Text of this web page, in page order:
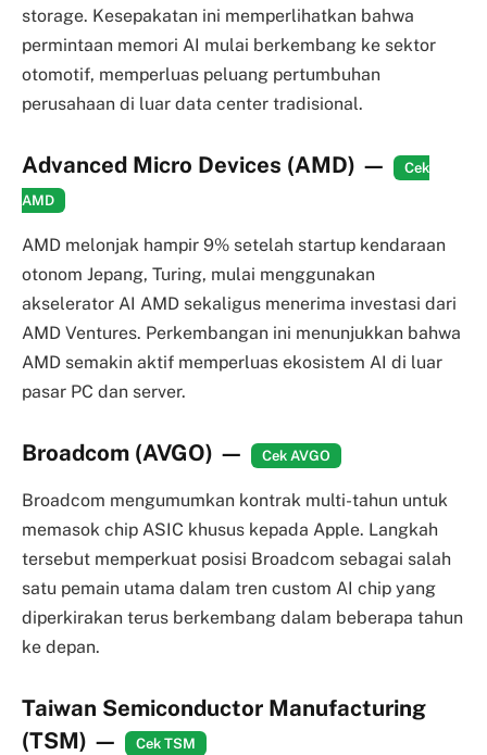
storage. Kesepakatan ini memperlihatkan bahwa
permintaan memori AI mulai berkembang ke sektor
otomotif, memperluas peluang pertumbuhan
perusahaan di luar data center tradisional.
Advanced Micro Devices (AMD) —
Cek
AMD
AMD melonjak hampir 9% setelah startup kendaraan
otonom Jepang, Turing, mulai menggunakan
akselerator AI AMD sekaligus menerima investasi dari
AMD Ventures. Perkembangan ini menunjukkan bahwa
AMD semakin aktif memperluas ekosistem AI di luar
pasar PC dan server.
Broadcom (AVGO) — Cek AVGO
Broadcom mengumumkan kontrak multi-tahun untuk
memasok chip ASIC khusus kepada Apple. Langkah
tersebut memperkuat posisi Broadcom sebagai salah
satu pemain utama dalam tren custom AI chip yang
diperkirakan terus berkembang dalam beberapa tahun
ke depan.
Taiwan Semiconductor Manufacturing
(TSM) — Cek TSM